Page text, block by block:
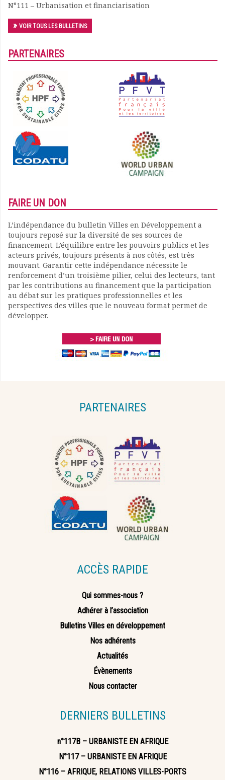
N°111 – Urbanisation et financiarisation
VOIR TOUS LES BULLETINS
PARTENAIRES
FAIRE UN DON
L’indépendance du bulletin Villes en Développement a
toujours reposé sur la diversité de ses sources de
financement. L’équilibre entre les pouvoirs publics et les
acteurs privés, toujours présents à nos côtés, est très
mouvant. Garantir cette indépendance nécessite le
renforcement d’un troisième pilier, celui des lecteurs, tant
par les contributions au financement que la participation
au débat sur les pratiques professionnelles et les
perspectives des villes que le nouveau format permet de
développer.
PARTENAIRES
ACCÈS RAPIDE
Qui sommes-nous ?
Adhérer à l’association
Bulletins Villes en développement
Nos adhérents
Actualités
Évènements
Nous contacter
DERNIERS BULLETINS
n°117B – URBANISTE EN AFRIQUE
N°117 – URBANISTE EN AFRIQUE
N°116 – AFRIQUE, RELATIONS VILLES-PORTS